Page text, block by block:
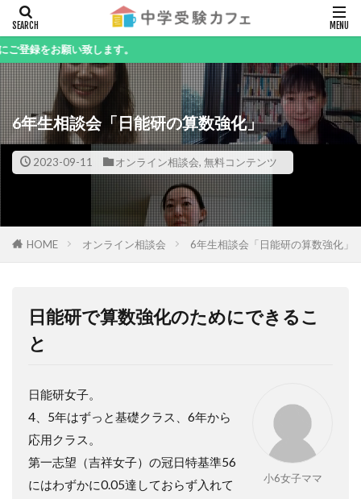
致します。
6年生相談会「日能研の算数強化」
2023-09-11 オンライン相談会, 無料コンテンツ
HOME オンライン相談会 6年生相談会「日能研の算数強化」
日能研で算数強化のためにできるこ
と
小6女子ママ
日能研女子。
4
5年はずっと基礎クラス、 6年から
応用クラス。
第一志望（吉祥女子）の冠日特基準56
にはわずかに0.05達しておらず入れて
キーワード
カテゴリー
検索